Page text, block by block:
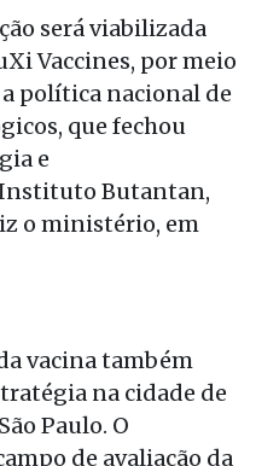
será viabilizada
Vaccines, por meio
política nacional de
que fechou
e
Butantan,
o ministério, em
vacina também
na cidade de
Paulo. O
de avaliação da